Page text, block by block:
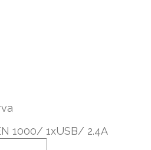
1000/ 1xUSB/ 2.4A